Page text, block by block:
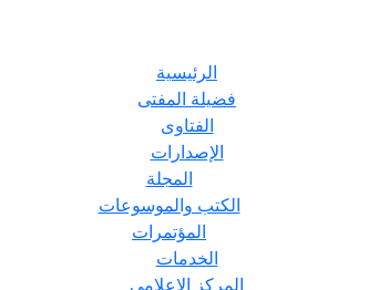
الرئيسية
فضيلة المفتى
الفتاوى
الإصدارات
المجلة
الكتب والموسوعات
المؤتمرات
الخدمات
المركز الإعلامى